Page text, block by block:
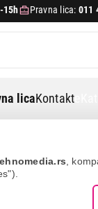
,
15h Pravna lica: 011
licaKontakt